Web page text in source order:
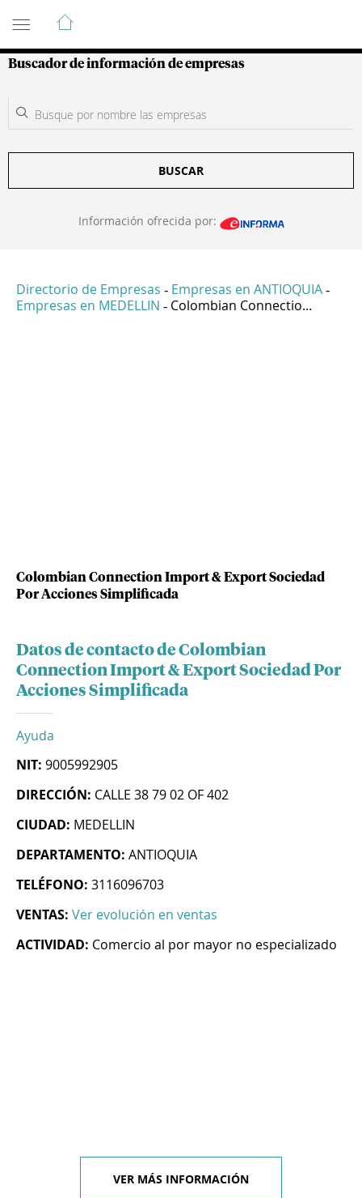
Guía de Empresas Colombianas
Buscador de información de empresas
BUSCAR
Información ofrecida por:
Directorio de Empresas - Empresas en ANTIOQUIA -
Empresas en MEDELLIN - Colombian Connectio...
Colombian Connection Import & Export Sociedad
Por Acciones Simplificada
Datos de contacto de Colombian
Connection Import & Export Sociedad Por
Acciones Simplificada
Ayuda
NIT: 9005992905
DIRECCIÓN: CALLE 38 79 02 OF 402
CIUDAD: MEDELLIN
DEPARTAMENTO: ANTIOQUIA
TELÉFONO: 3116096703
VENTAS: Ver evolución en ventas
ACTIVIDAD: Comercio al por mayor no especializado
VER MÁS INFORMACIÓN